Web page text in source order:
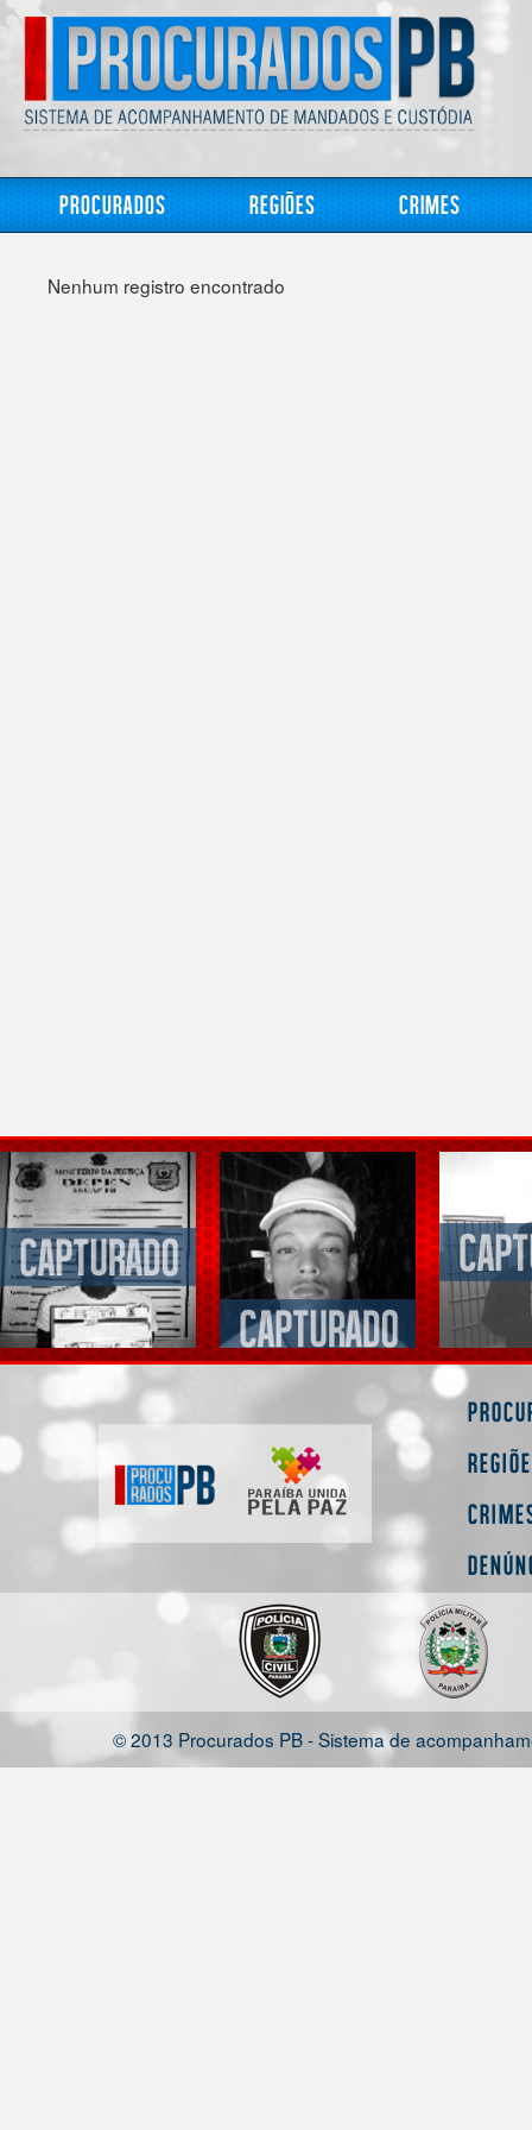
Procurados Regiões Crimes
Nenhum registro encontrado
© 2013 Procurados PB - Sistema de